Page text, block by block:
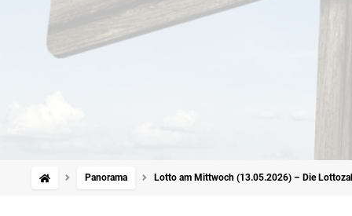
Panorama Lotto am Mittwoch (13.05.2026) – Die